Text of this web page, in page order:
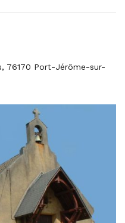
76170 Port-Jérôme-sur-